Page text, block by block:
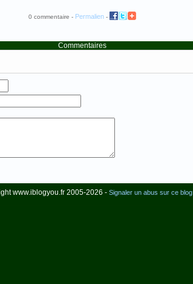
0 commentaire - Permalien -
Commentaires
www.iblogyou.fr 2005-2026 - Signaler un abus sur ce blog